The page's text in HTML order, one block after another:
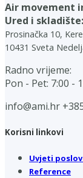
Air movement
Ured i skladište:
Prosinačka 10,
10431 Sveta
Radno vrijeme:
Pon - Pet: 7:00 -
info@ami.hr
Korisni linkovi
Uvjeti
Reference